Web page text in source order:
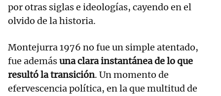
por otras siglas e ideologías, cayendo en el
olvido de la historia.
Montejurra 1976 no fue un simple atentado,
fue ademásuna clara instantánea de lo que
resultó la transición. Un momento de
efervescencia política, en la que multitud de